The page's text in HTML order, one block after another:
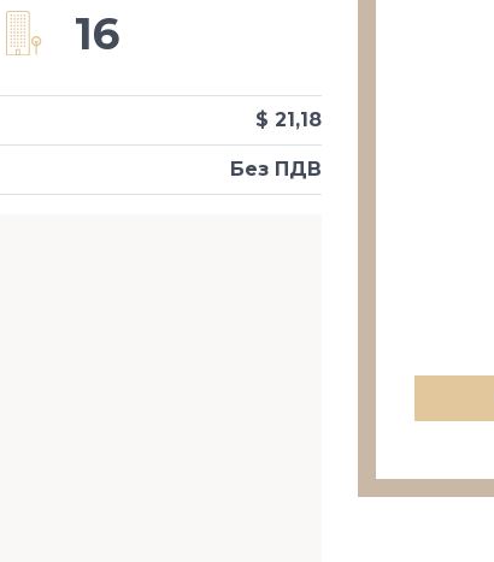
16
Без ПДВ
$ 21,18